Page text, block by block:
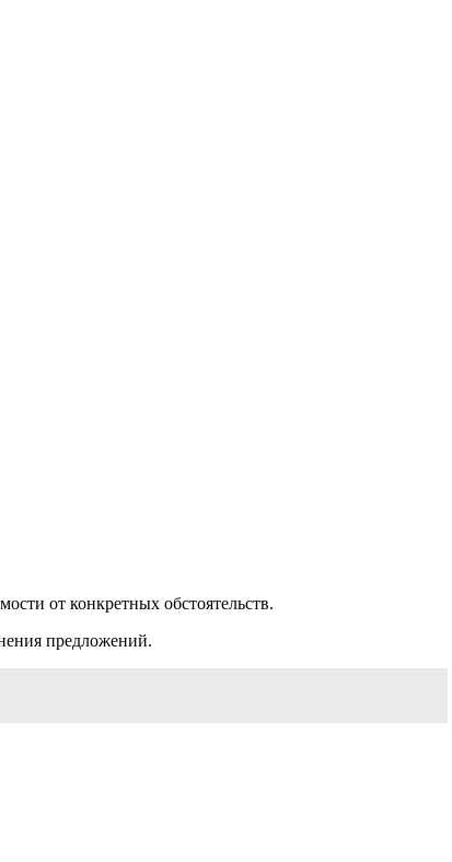
от конкретных обстоятельств.
предложений.